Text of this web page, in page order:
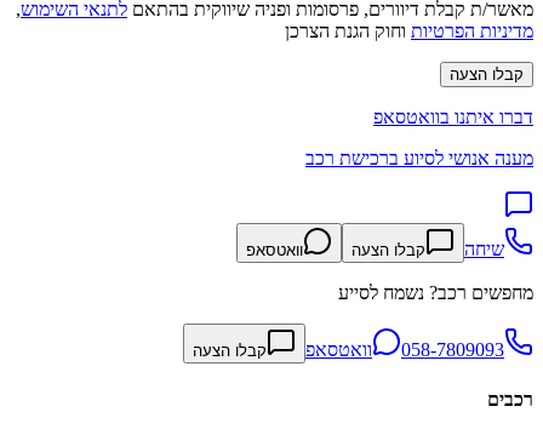
מאשר/ת קבלת דיוורים, פרסומות ופניה שיווקית בהתאם לתנאי השימוש,
מדיניות הפרטיות וחוק הגנת הצרכן
קבלו הצעה
דברו איתנו בוואטסאפ
מענה אנושי לסיוע ברכישת רכב
שיחה קבלו הצעה וואטסאפ
מחפשים רכב? נשמח לסייע
058-7809093 וואטסאפ קבלו הצעה
רכבים